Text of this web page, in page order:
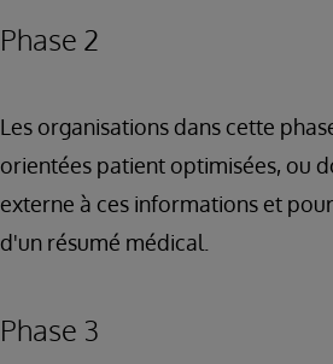
Phase 2
Les organisations dans cette
orientées patient optimisées, ou
externe à ces informations et
d'un résumé médical.
Phase 3